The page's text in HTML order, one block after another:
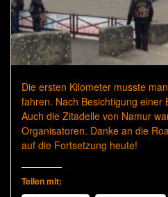
Die ersten Kilometer musste
fahren. Nach Besichtigung einer
Auch die Zitadelle von Namur
Organisatoren. Danke an die
auf die Fortsetzung heute!
Teilen mit: